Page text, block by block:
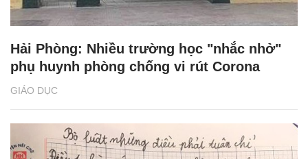
GIÁO DỤC
Hải Phòng: Nhiều trường học "nhắc nhở"
phụ huynh phòng chống vi rút Corona